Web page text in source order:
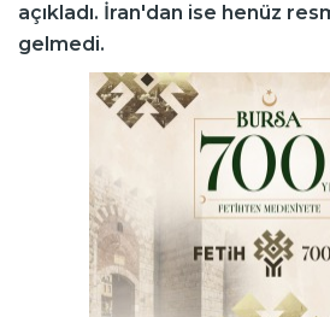
açıkladı. İran'dan ise henüz
gelmedi.